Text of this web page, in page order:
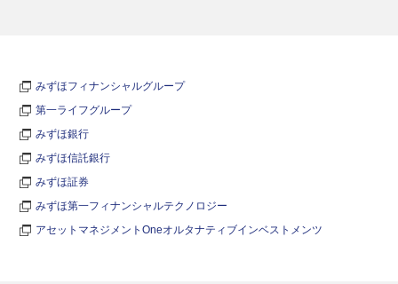
みずほフィナンシャルグループ
第一ライフグループ
みずほ銀行
みずほ信託銀行
みずほ証券
みずほ第一フィナンシャルテクノロジー
アセットマネジメントOneオルタナティブインベストメンツ